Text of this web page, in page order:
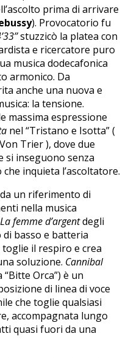
prima di arrivare
). Provocatorio fu
stuzzicò la platea con
e ricercatore puro
musica dodecafonica
armonico. Da
anche una nuova e
la tensione.
massima espressione
nel “Tristano e Isotta” (
Trier ), dove due
si inseguono senza
inquieta l’ascoltatore.
un riferimento di
nella musica
La femme d’argentdegli
di basso e batteria
il respiro e crea
soluzione. Cannibal
“Bitte Orca”) è un
di linea di voce
che toglie qualsiasi
accompagnata lungo
quasi fuori da una